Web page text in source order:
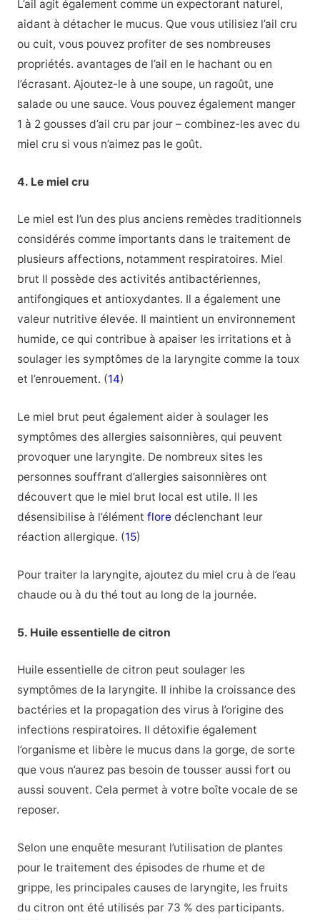
L’ail agit également comme un expectorant naturel,
aidant à détacher le mucus. Que vous utilisiez l’ail cru
ou cuit, vous pouvez profiter de ses nombreuses
propriétés. avantages de l’ail en le hachant ou en
l’écrasant. Ajoutez-le à une soupe, un ragoût, une
salade ou une sauce. Vous pouvez également manger
1 à 2 gousses d’ail cru par jour – combinez-les avec du
miel cru si vous n’aimez pas le goût.
4. Le miel cru
Le miel est l’un des plus anciens remèdes traditionnels
considérés comme importants dans le traitement de
plusieurs affections, notamment respiratoires. Miel
brut Il possède des activités antibactériennes,
antifongiques et antioxydantes. Il a également une
valeur nutritive élevée. Il maintient un environnement
humide, ce qui contribue à apaiser les irritations et à
soulager les symptômes de la laryngite comme la toux
et l’enrouement. (14)
Le miel brut peut également aider à soulager les
symptômes des allergies saisonnières, qui peuvent
provoquer une laryngite. De nombreux sites les
personnes souffrant d’allergies saisonnières ont
découvert que le miel brut local est utile. Il les
désensibilise à l’élément flore déclenchant leur
réaction allergique. (15)
Pour traiter la laryngite, ajoutez du miel cru à de l’eau
chaude ou à du thé tout au long de la journée.
5. Huile essentielle de citron
Huile essentielle de citron peut soulager les
symptômes de la laryngite. Il inhibe la croissance des
bactéries et la propagation des virus à l’origine des
infections respiratoires. Il détoxifie également
l’organisme et libère le mucus dans la gorge, de sorte
que vous n’aurez pas besoin de tousser aussi fort ou
aussi souvent. Cela permet à votre boîte vocale de se
reposer.
Selon une enquête mesurant l’utilisation de plantes
pour le traitement des épisodes de rhume et de
grippe, les principales causes de laryngite, les fruits
du citron ont été utilisés par 73 % des participants.